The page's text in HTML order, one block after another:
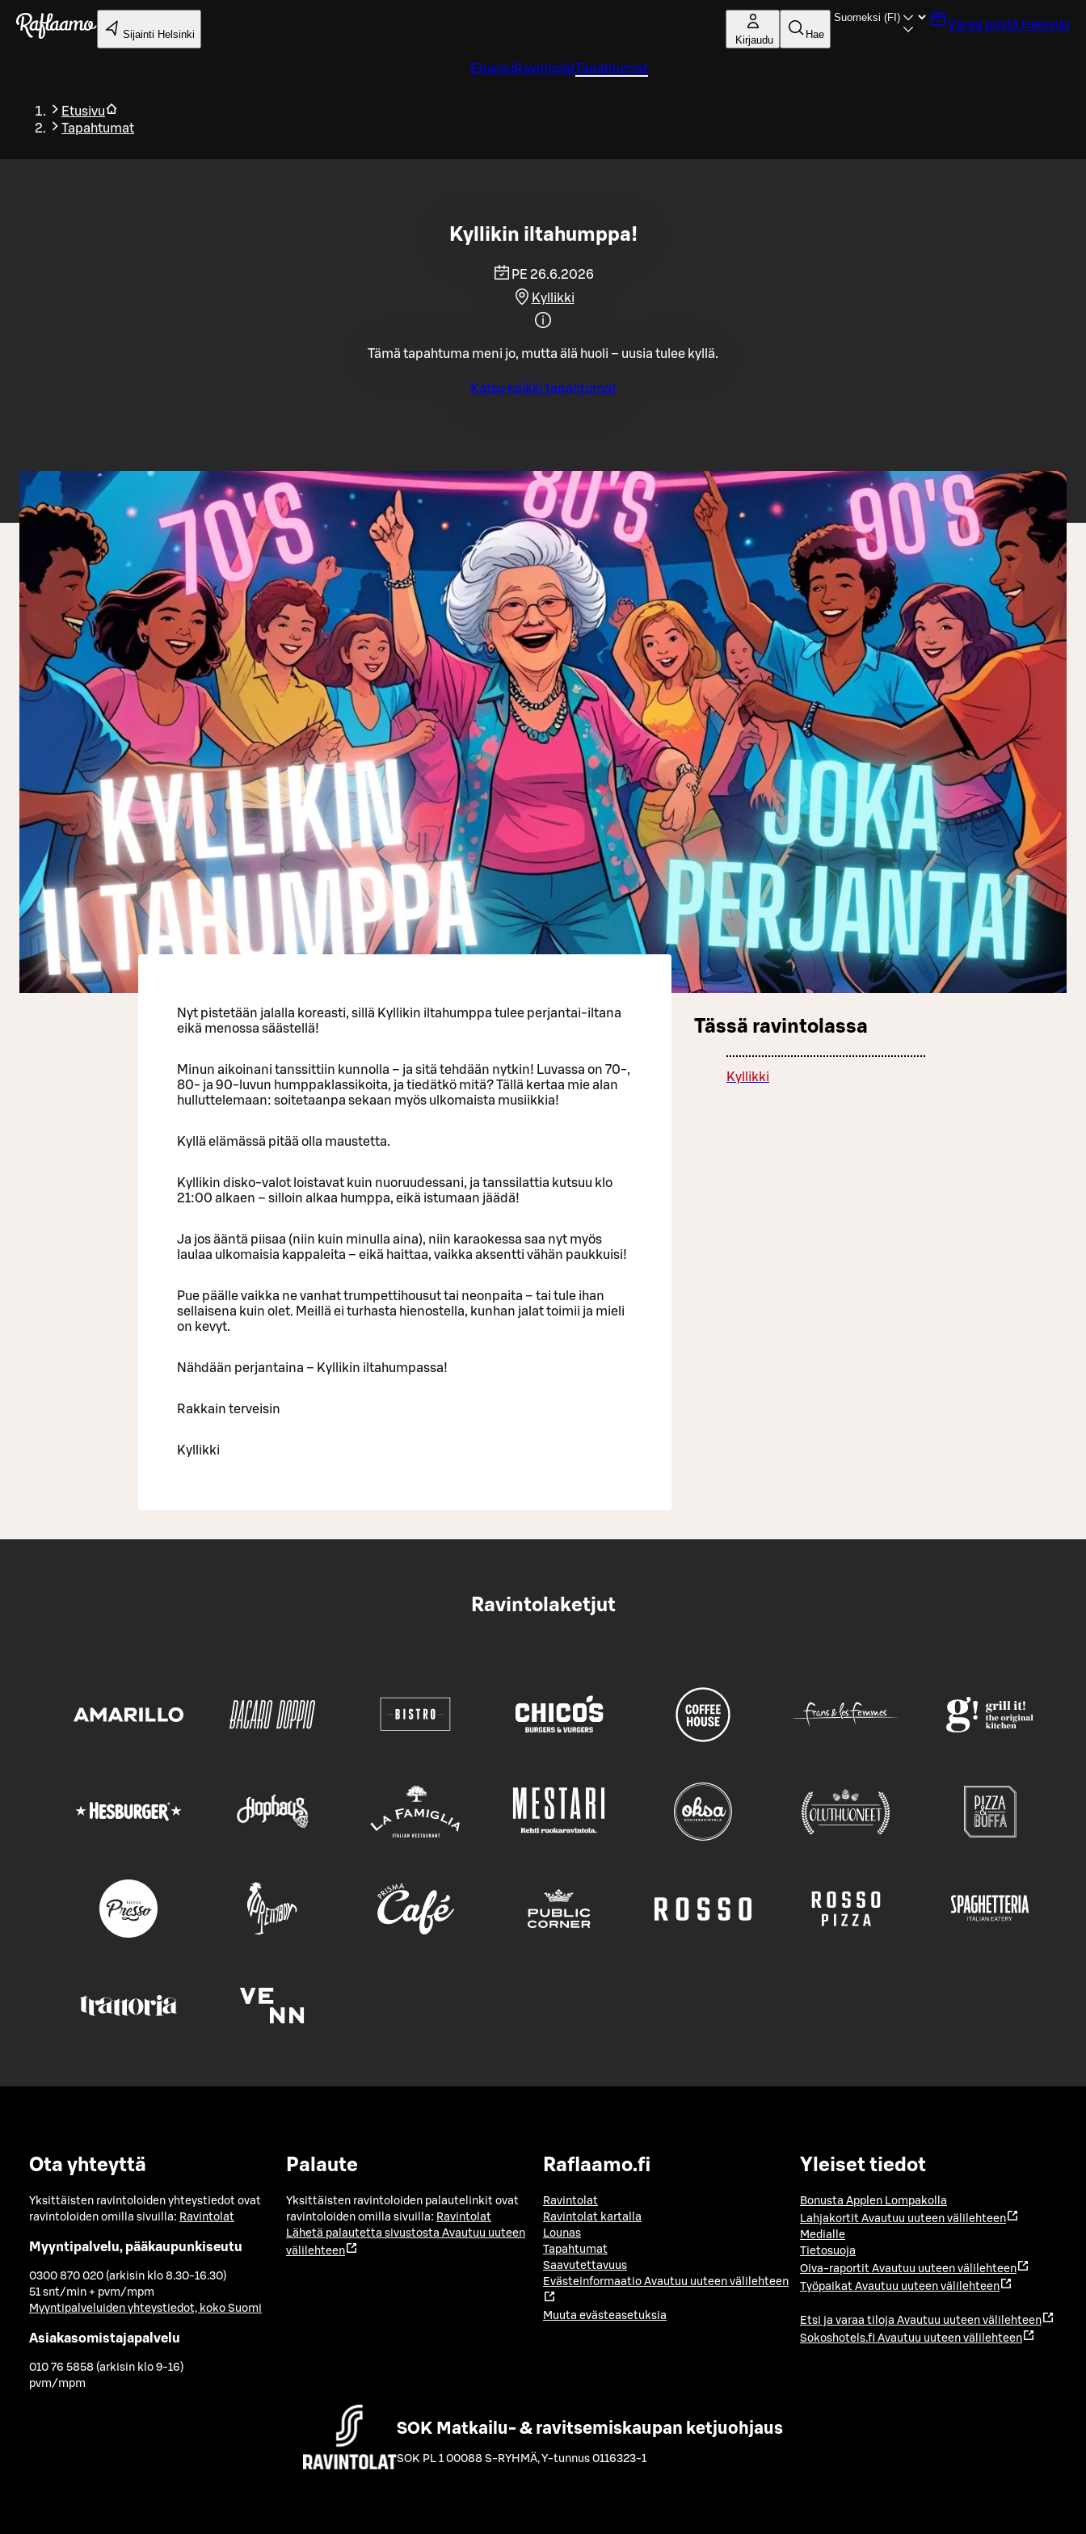
Siirry pääsisältöön
Sijainti Helsinki Kirjaudu Hae
Varaa pöytä Helsinki
Etusivu RavintolatTapahtumat
Etusivu
Tapahtumat
Takaisin
Kyllikin iltahumppa!
PE 26.6.2026
Kyllikki
Tämä tapahtuma meni jo, mutta älä huoli – uusia tulee kyllä.
Katso kaikki tapahtumat
Nyt pistetään jalalla koreasti, sillä Kyllikin iltahumppa tulee perjantai-iltana
eikä menossa säästellä!
Minun aikoinani tanssittiin kunnolla – ja sitä tehdään nytkin! Luvassa on 70-,
80- ja 90-luvun humppaklassikoita, ja tiedätkö mitä? Tällä kertaa mie alan
hulluttelemaan: soitetaanpa sekaan myös ulkomaista musiikkia!
Kyllä elämässä pitää olla maustetta.
Kyllikin disko-valot loistavat kuin nuoruudessani, ja tanssilattia kutsuu klo
21:00 alkaen – silloin alkaa humppa, eikä istumaan jäädä!
Ja jos ääntä piisaa (niin kuin minulla aina), niin karaokessa saa nyt myös
laulaa ulkomaisia kappaleita – eikä haittaa, vaikka aksentti vähän paukkuisi!
Pue päälle vaikka ne vanhat trumpettihousut tai neonpaita – tai tule ihan
sellaisena kuin olet. Meillä ei turhasta hienostella, kunhan jalat toimii ja mieli
on kevyt.
Nähdään perjantaina – Kyllikin iltahumpassa!
Rakkain terveisin
Kyllikki
Tässä ravintolassa
Kyllikki
Ravintolaketjut
Ota yhteyttä
Yksittäisten ravintoloiden yhteystiedot ovat
ravintoloiden omilla sivuilla: Ravintolat
Myyntipalvelu, pääkaupunkiseutu
0300 870 020 (arkisin klo 8.30-16.30)
51 snt/min + pvm/mpm
Myyntipalveluiden yhteystiedot, koko Suomi
Asiakasomistajapalvelu
010 76 5858 (arkisin klo 9-16)
pvm/mpm
Palaute
Yksittäisten ravintoloiden palautelinkit ovat
ravintoloiden omilla sivuilla: Ravintolat
Lähetä palautetta sivustosta Avautuu uuteen
välilehteen
Raflaamo.fi
Ravintolat
Ravintolat kartalla
Lounas
Tapahtumat
Saavutettavuus
Evästeinformaatio Avautuu uuteen välilehteen
Muuta evästeasetuksia
Yleiset tiedot
Bonusta Applen Lompakolla
Lahjakortit Avautuu uuteen välilehteen
Medialle
Tietosuoja
Oiva-raportit Avautuu uuteen välilehteen
Työpaikat Avautuu uuteen välilehteen
Etsi ja varaa tiloja Avautuu uuteen välilehteen
Sokoshotels.fi Avautuu uuteen välilehteen
SOK Matkailu- & ravitsemiskaupan ketjuohjaus
SOK PL 1 00088 S-RYHMÄ,Y-tunnus 0116323-1